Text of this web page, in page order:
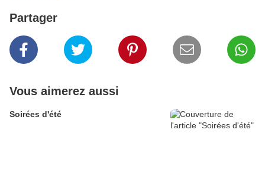
Partager
Vous aimerez aussi
Soirées d'été